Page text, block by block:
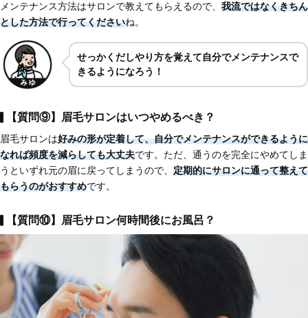
メンテナンス方法はサロンで教えてもらえるので、 我流ではなくきちん
とした方法で行ってくださいね。
せっかくだしやり方を覚えて自分でメンテナンスで
きるようになろう！
【質問⑨】眉毛サロンはいつやめるべき？
眉毛サロンは好みの形が定着して、自分でメンテナンスができるように
なれば頻度を減らしても大丈夫です。ただ、通うのを完全にやめてしま
うといずれ元の眉に戻ってしまうので、 定期的にサロンに通って整えて
もらうのがおすすめです。
【質問⑩】眉毛サロン何時間後にお風呂？